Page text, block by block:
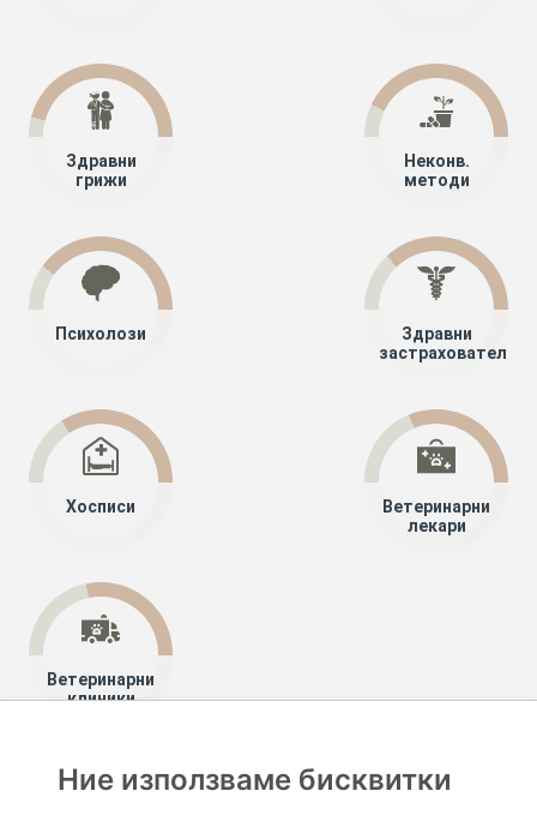
Здравни
грижи
Неконв.
методи
Психолози
Здравни
застрахователи
Хосписи
Ветеринарни
лекари
Ветеринарни
клиники
Специалисти
Ние използваме бисквитки